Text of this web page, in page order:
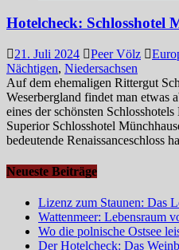
Hotelcheck: Schlosshotel
21. Juli 2024 Peer Völz
Nächtigen, Niedersachsen
Auf dem ehemaligen Rittergut
Weserbergland findet man etwas
eines der schönsten
Superior Schlosshotel
bedeutende Renaissanceschloss
Neueste Beiträge
Lizenz zum Staunen: Das
Wattenmeer: Lebensraum
Wo die polnische Ostsee
Der Hotelcheck: Das